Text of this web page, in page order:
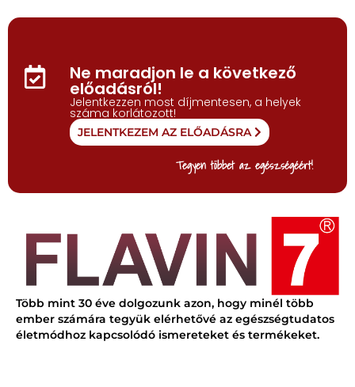
Tegyen többet az egészségéért!
Ne maradjon le a következő
előadásról!
Jelentkezzen most díjmentesen, a helyek
száma korlátozott!
JELENTKEZEM AZ ELŐADÁSRA
Több mint 30 éve dolgozunk azon, hogy minél több
ember számára tegyük elérhetővé az egészségtudatos
életmódhoz kapcsolódó ismereteket és termékeket.